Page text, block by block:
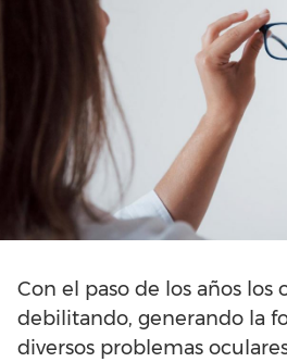
Con el paso de los años los
debilitando, generando la
diversos problemas